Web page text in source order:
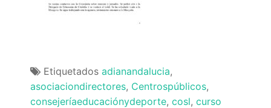
Etiquetados adianandalucia,
asociaciondirectores, Centrospúblicos,
consejeríaeducaciónydeporte, cosl, curso